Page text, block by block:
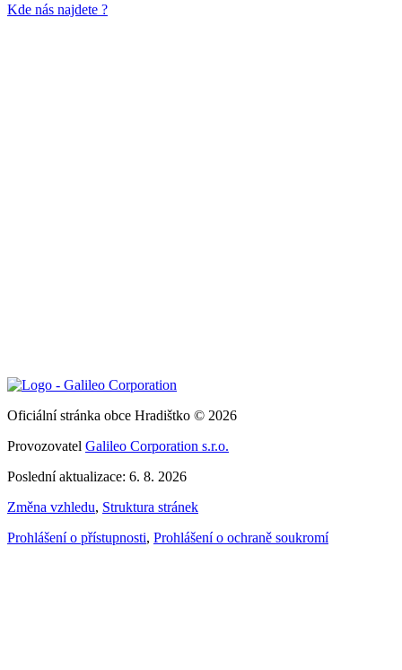
Kde nás najdete ?
Oficiální stránka obce Hradištko © 2026
Provozovatel Galileo Corporation s.r.o.
Poslední aktualizace: 6. 8. 2026
Změna vzhledu, Struktura stránek
Prohlášení o přístupnosti, Prohlášení o ochraně soukromí